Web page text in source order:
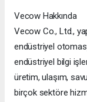
Vecow Hakkında
Vecow Co., Ltd.,
endüstriyel
endüstriyel bilgi
üretim, ulaşım,
birçok sektöre